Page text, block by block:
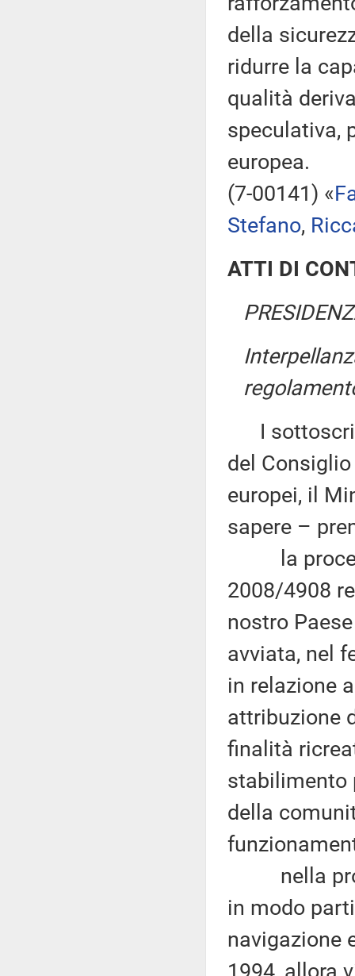
della
ridurre la
qualità
speculativa,
europea.
(7-00141) «
Stefano,
ATTI DI
I
del
europei, il
sapere –
la
2008/4908
nostro
avviata, nel
in relazione
attribuzione
finalità
stabilimento
della
nella
in modo
navigazione